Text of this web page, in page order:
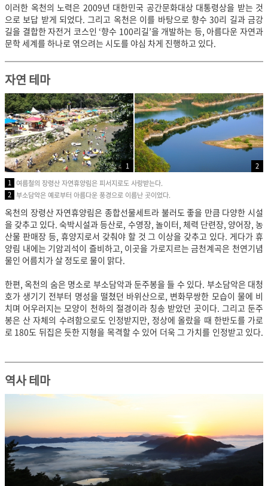
이러한 옥천의 노력은 2009년 대한민국 공간문화대상 대통령상을 받는 것
으로 보답 받게 되었다. 그리고 옥천은 이를 바탕으로 향수 30리 길과 금강
길을 결합한 자전거 코스인 ‘향수 100리길’을 개발하는 등, 아름다운 자연과
문학 세계를 하나로 엮으려는 시도를 야심 차게 진행하고 있다.
자연 테마
1
2
1 여름철의 장령산 자연휴양림은 피서지로도 사랑받는다.
2 부소담악은 예로부터 아름다운 풍경으로 이름난 곳이었다.
옥천의 장령산 자연휴양림은 종합선물세트라 불러도 좋을 만큼 다양한 시설
을 갖추고 있다. 숙박시설과 등산로, 수영장, 놀이터, 체력 단련장, 양어장, 농
산물 판매장 등, 휴양지로서 갖춰야 할 것 그 이상을 갖추고 있다. 게다가 휴
양림 내에는 기암괴석이 즐비하고, 이곳을 가로지르는 금천계곡은 천연기념
물인 어름치가 살 정도로 물이 맑다.
한편, 옥천의 숨은 명소로 부소담악과 둔주봉을 들 수 있다. 부소담악은 대청
호가 생기기 전부터 명성을 떨쳤던 바위산으로, 변화무쌍한 모습이 물에 비
치며 어우러지는 모양이 천하의 절경이라 칭송 받았던 곳이다. 그리고 둔주
봉은 산 자체의 수려함으로도 인정받지만, 정상에 올랐을 때 한반도를 가로
로 180도 뒤집은 듯한 지형을 목격할 수 있어 더욱 그 가치를 인정받고 있다.
역사 테마